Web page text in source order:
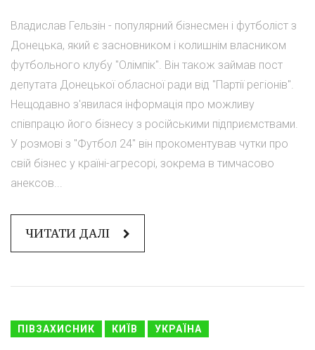
Владислав Гельзін - популярний бізнесмен і футболіст з
Донецька, який є засновником і колишнім власником
футбольного клубу "Олімпік". Він також займав пост
депутата Донецької обласної ради від "Партії регіонів".
Нещодавно з'явилася інформація про можливу
співпрацю його бізнесу з російськими підприємствами.
У розмові з "Футбол 24" він прокоментував чутки про
свій бізнес у країні-агресорі, зокрема в тимчасово
анексов...
ЧИТАТИ ДАЛІ
ПІВЗАХИСНИК КИЇВ УКРАЇНА